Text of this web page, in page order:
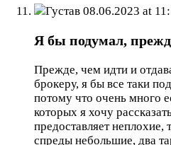
Густав 08.06.2023 at
Я бы подумал,
Прежде, чем идти и
брокеру, я бы все таки
потому что очень много
которых я хочу
предоставляет неплохие,
спреды небольшие, два